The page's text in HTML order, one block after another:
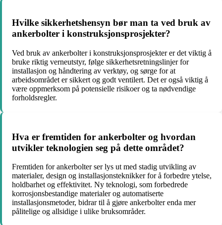
Hvilke sikkerhetshensyn bør man ta ved bruk av
ankerbolter i konstruksjonsprosjekter?
Ved bruk av ankerbolter i konstruksjonsprosjekter er det viktig å
bruke riktig verneutstyr, følge sikkerhetsretningslinjer for
installasjon og håndtering av verktøy, og sørge for at
arbeidsområdet er sikkert og godt ventilert. Det er også viktig å
være oppmerksom på potensielle risikoer og ta nødvendige
forholdsregler.
Hva er fremtiden for ankerbolter og hvordan
utvikler teknologien seg på dette området?
Fremtiden for ankerbolter ser lys ut med stadig utvikling av
materialer, design og installasjonsteknikker for å forbedre ytelse,
holdbarhet og effektivitet. Ny teknologi, som forbedrede
korrosjonsbestandige materialer og automatiserte
installasjonsmetoder, bidrar til å gjøre ankerbolter enda mer
pålitelige og allsidige i ulike bruksområder.